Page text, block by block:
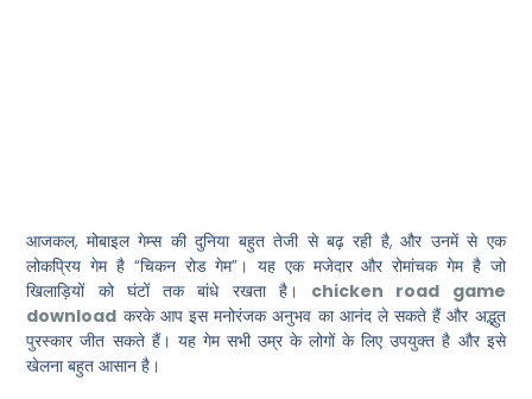
आजकल, मोबाइल गेम्स की दुनिया बहुत तेजी से बढ़ रही है, और उनमें से एक
लोकप्रिय गेम है “चिकन रोड गेम”। यह एक मजेदार और रोमांचक गेम है जो
खिलाड़ियों को घंटों तक बांधे रखता है। chicken road game
download करके आप इस मनोरंजक अनुभव का आनंद ले सकते हैं और अद्भुत
पुरस्कार जीत सकते हैं। यह गेम सभी उम्र के लोगों के लिए उपयुक्त है और इसे
खेलना बहुत आसान है।